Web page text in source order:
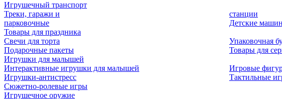
Игрушечный транспорт
Треки, гаражи и
парковочные
станции
Детские
Товары для праздника
Свечи для торта
Подарочные пакеты
Упаковочная
Товары для
Игрушки для малышей
Интерактивные игрушки для малышей
Игрушки-антистресс
Игровые
Тактильные
Сюжетно-ролевые игры
Игрушечное оружие